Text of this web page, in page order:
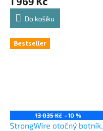
Do košíku
Bestseller
13 035 Kč –10 %
StrongWire otočný botník,